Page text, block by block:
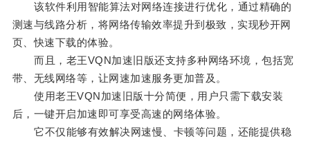
该软件利用智能算法对网络连接进行优化，通过精确的
测速与线路分析，将网络传输效率提升到极致，实现秒开网
页、快速下载的体验。
而且，老王VQN加速旧版还支持多种网络环境，包括宽
带、无线网络等，让网速加速服务更加普及。
使用老王VQN加速旧版十分简便，用户只需下载安装
后，一键开启加速即可享受高速的网络体验。
它不仅能够有效解决网速慢、卡顿等问题，还能提供稳